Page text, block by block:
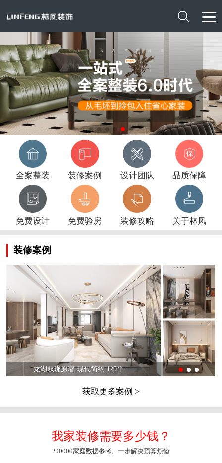

全案整装 装修案例 设计团队 品质保障
免费设计 免费验房 装修攻略 关于林凤
装修案例
龙湖双珑原著 现代简约 129平
获取更多案例 >
我家装修需要多少钱？
200000家庭数据参考、一步解决预算烦恼